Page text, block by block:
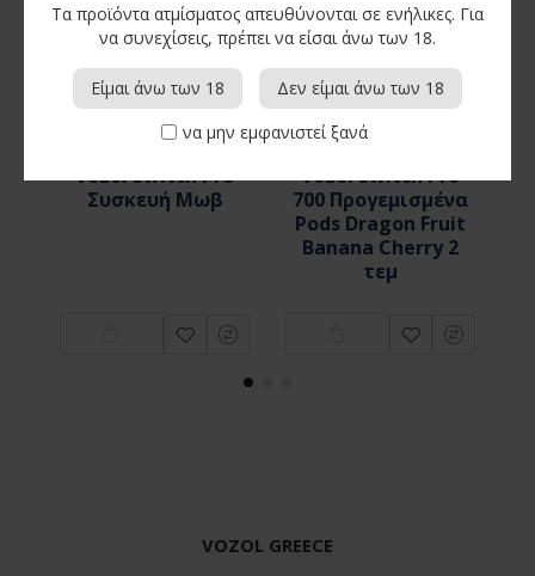
Τα προϊόντα ατμίσματος απευθύνονται σε ενήλικες. Για
να συνεχίσεις, πρέπει να είσαι άνω των 18.
Είμαι άνω των 18
Δεν είμαι άνω των 18
να μην εμφανιστεί ξανά
4923
Vozol Switch Pro
Συσκευή Μωβ
Vozol
Vozol Switch Pro
700 Προγεμισμένα
Pods Dragon Fruit
Banana Cherry 2
τεμ
VOZOL GREECE